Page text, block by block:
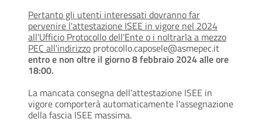
Pertanto gli utenti interessati dovranno far
pervenire l'attestazione ISEE in vigore nel 2024
all'Ufficio Protocollo dell'Ente o i noltrarla a mezzo
PEC all'indirizzo protocollo.caposele@asmepec.it
entro e non oltre il giorno 8 febbraio 2024 alle ore
18:00.
La mancata consegna dell'attestazione ISEE in
vigore comporterà automaticamente l'assegnazione
della fascia ISEE massima.